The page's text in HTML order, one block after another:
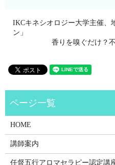
IKCキネシオロジー大学主催、
ン」
香りを嗅ぐだけ？
HOME
講師案内
任督五行アロマセラピー認定講